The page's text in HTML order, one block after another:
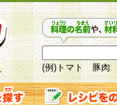
(例)トマト 豚肉